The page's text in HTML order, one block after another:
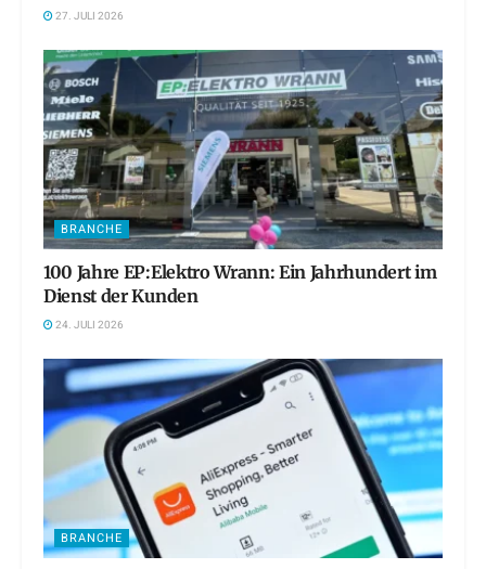
27. JULI 2026
BRANCHE
100 Jahre EP:Elektro Wrann: Ein Jahrhundert im
Dienst der Kunden
24. JULI 2026
BRANCHE